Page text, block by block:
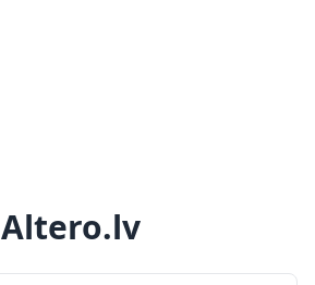
Altero.lv